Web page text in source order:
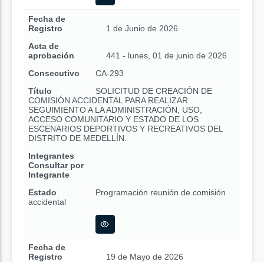
Fecha de
Registro
1 de Junio de 2026
Acta de
aprobación
441 - lunes, 01 de junio de 2026
Consecutivo
CA-293
Título
SOLICITUD DE CREACIÓN DE
COMISIÓN ACCIDENTAL PARA REALIZAR
SEGUIMIENTO A LA ADMINISTRACIÓN, USO,
ACCESO COMUNITARIO Y ESTADO DE LOS
ESCENARIOS DEPORTIVOS Y RECREATIVOS DEL
DISTRITO DE MEDELLÍN.
Integrantes
Consultar por
Integrante
Estado
Programación reunión de comisión
accidental
Fecha de
Registro
19 de Mayo de 2026